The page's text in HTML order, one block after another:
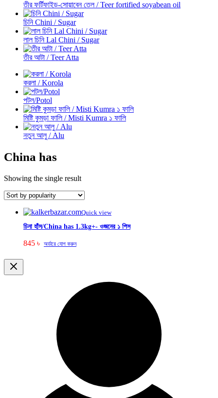
তীর ফর্টিফাইড-সোয়াবেন তেল / Teer fortified soyabean oil
চিনি Chini / Sugar
লাল চিনি Lal Chini / Sugar
তীর আটা / Teer Atta
করলা / Korola
পটল/Potol
মিষ্টি কুমড়া ফালি / Misti Kumra ১ ফালি
নতুন আলু / Alu
China has
Showing the single result
Quick view
চিনা হাঁস/China has 1.3kg+- ওজনের ১ পিস
845 ৳ অর্ডারে যোগ করুন